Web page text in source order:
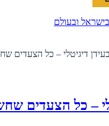
ובעולם
דיגיטלי – כל הצעדים
– כל הצעדים